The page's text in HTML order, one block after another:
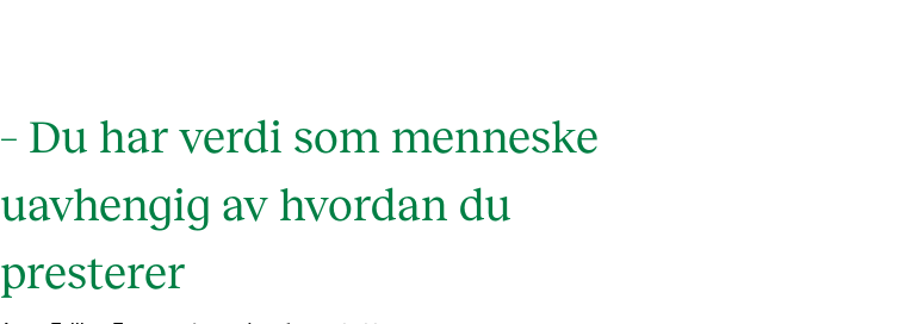
– Du har verdi som menneske
uavhengig av hvordan du
presterer